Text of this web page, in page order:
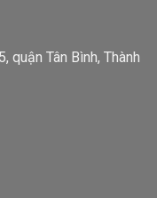
quận Tân Bình, Thành